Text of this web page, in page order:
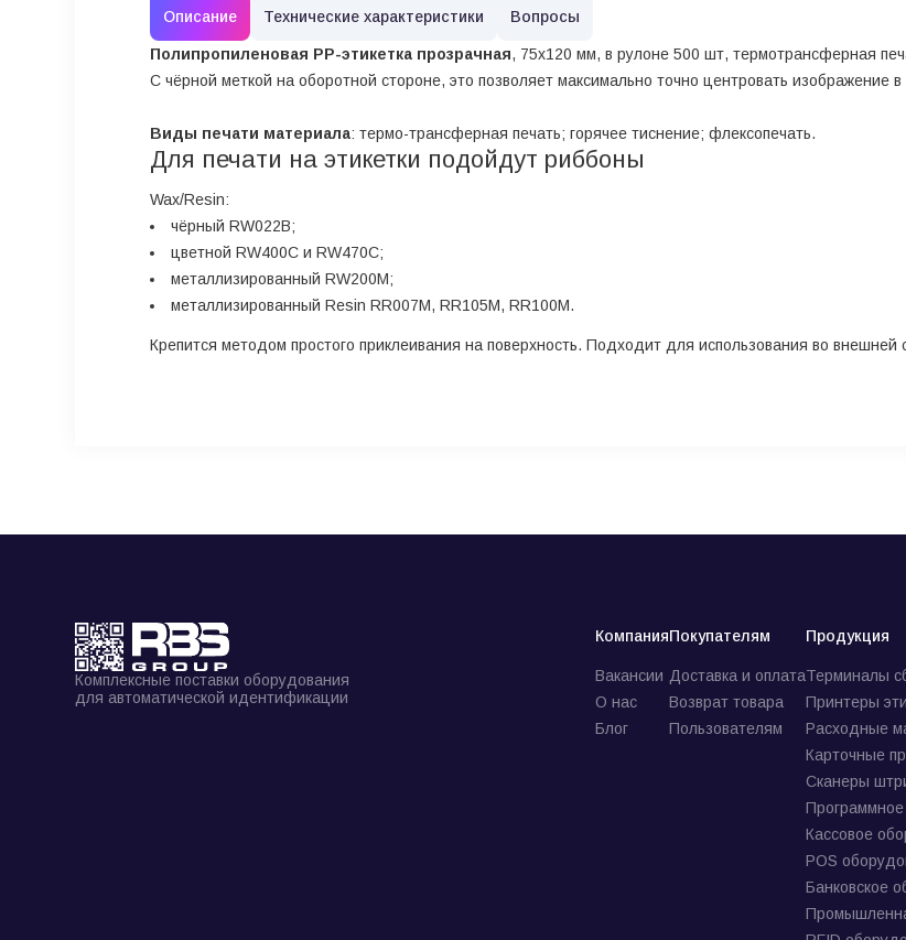
Описание Технические характеристики Вопросы
Полипропиленовая PP-этикетка прозрачная, 75х120 мм, в рулоне 500 шт, термотрансферная
С чёрной меткой на оборотной стороне, это позволяет максимально точно центровать изображение в
Виды печати материала: термо-трансферная печать; горячее тиснение; флексопечать.
Для печати на этикетки подойдут риббоны
Wax/Resin:
чёрный RW022B;
цветной RW400C и RW470C;
металлизированный RW200M;
металлизированный Resin RR007M, RR105M, RR100M.
Крепится методом простого приклеивания на поверхность. Подходит для использования во внешней
Комплексные поставки оборудования
для автоматической идентификации
Компания
Вакансии
О нас
Блог
Покупателям
Доставка и оплата
Возврат товара
Пользователям
Продукция
Терминалы
Принтеры
Расходные
Карточные
Сканеры
Кассовое
POS
Банковское